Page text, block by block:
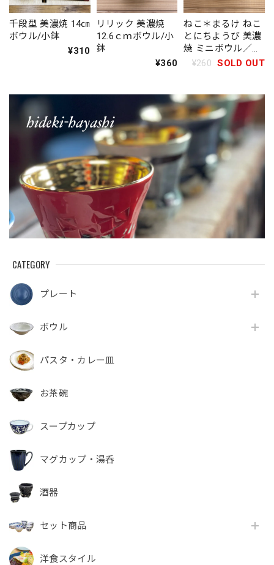
CATEGORY
プレート
ボウル
パスタ・カレー皿
お茶碗
スープカップ
マグカップ・湯呑
酒器
セット商品
洋食スタイル
千段型 美濃焼 14㎝
ボウル/小鉢
¥310
リリック 美濃焼
12.6ｃｍボウル/小
鉢
¥360
ねこ＊まるけ ねこ
とにちようび 美濃
焼 ミニボウル／小
鉢
¥260 SOLD OUT